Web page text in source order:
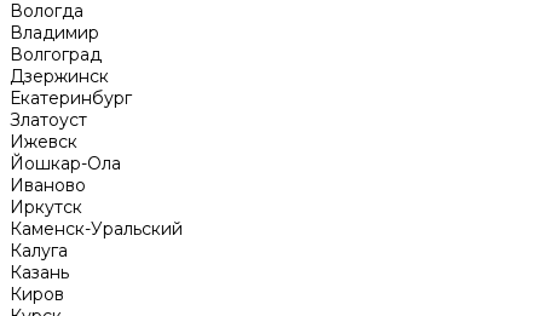
Вологда
Владимир
Волгоград
Дзержинск
Екатеринбург
Златоуст
Ижевск
Йошкар-Ола
Иваново
Иркутск
Каменск-Уральский
Калуга
Казань
Киров